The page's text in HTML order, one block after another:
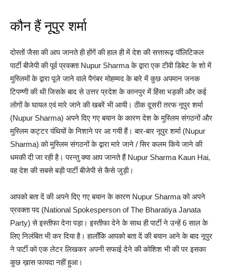
कौन हैं नूपुर शर्मा
दोस्तों जैसा की आप जानते ही होंगें की हाल ही में देश की सत्तारूढ़ पॉलिटिकल
पार्टी बीजेपी की पूर्व प्रवक्ता Nupur Sharma के द्वारा एक टीवी डिबेट के शो में
मुस्लिमों के द्वारा पूजे जाने वाले पैगंबर मोहम्मद के बारे में कुछ अपमान जनक
टिपण्णी की थी जिसके बाद से उत्तर प्रदेश के कानपुर में हिंसा भड़की और कई
लोगों के घायल एवं मारे जाने की खबरें भी आयी। ठीक दूसरी तरफ नूपुर शर्मा
(Nupur Sharma) अपने दिए गए बयान के कारण देश के मुस्लिम संगठनों और
मुस्लिम कट्टर पंथियों के निशाने पर आ गयी हैं। बार-बार नूपुर शर्मा (Nupur
Sharma) को मुस्लिम संगठनों के द्वारा मारे जाने / सिर कलम किये जाने की
धमकी दी जा रही है। परन्तु क्या आप जानते हैं Nupur Sharma Kaun Hai,
वह देश की सबसे बड़ी पार्टी बीजेपी से कैसे जुड़ी।
आपको बता दें की अपने दिए गए बयान के कारण Nupur Sharma को अपने
प्रवक्ता पद (National Spokesperson of The Bharatiya Janata
Party) से इस्तीफा देना पड़ा। इस्तीफा देने के साथ ही पार्टी ने उन्हें 6 साल के
लिए निलंबित भी कर दिया है। हालाँकि आपको बता दें की बयान आने के बाद नूपुर
ने पार्टी को एक लेटर लिखकर अपनी सफाई देने की कोशिश भी की पर इसका
कुछ ख़ास फायदा नहीं हुआ।